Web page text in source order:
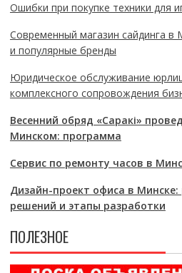
Ошибки при покупке техники для
Современный магазин сайдинга в
и популярные бренды
Юридическое обслуживание
комплексного сопровождения
Весенний обряд «Саракі»
Минском: программа
Сервис по ремонту часов в
Дизайн-проект офиса в
решений и этапы разработки
ПОЛЕЗНОЕ